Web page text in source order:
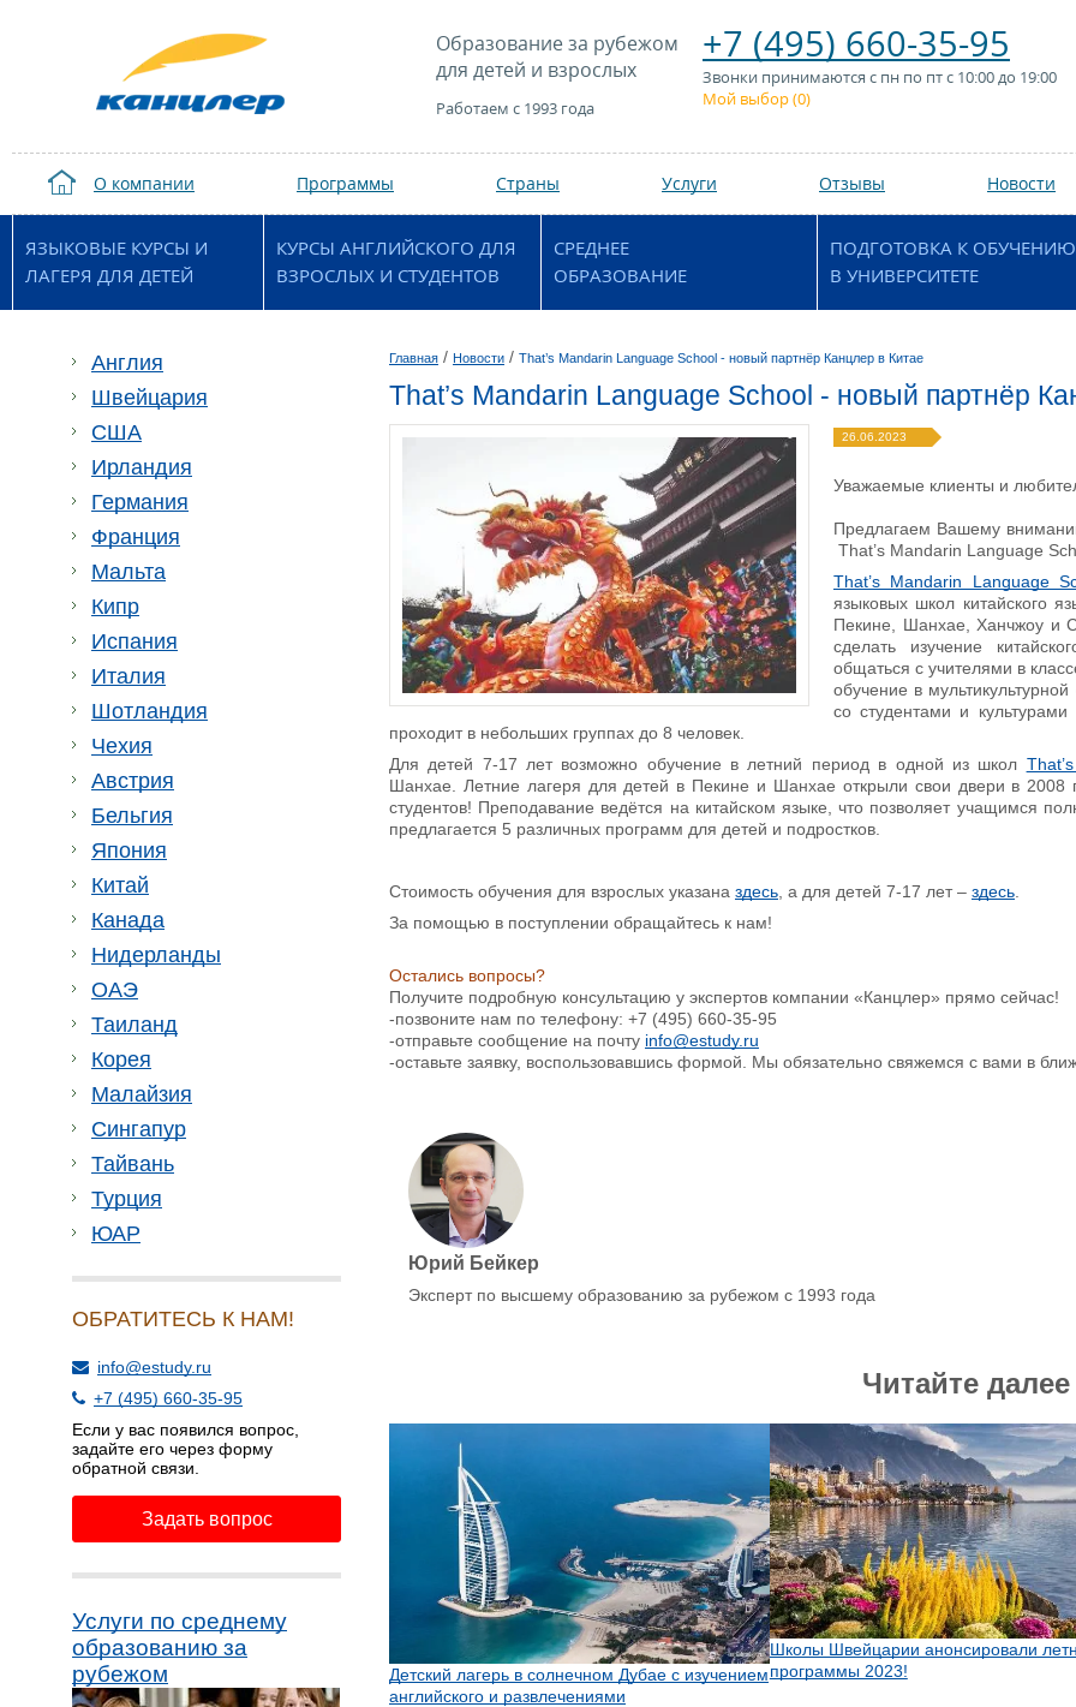
Образование за рубежом
для детей и взрослых
Работаем с 1993 года
+7 (495) 660-35-95
Звонки принимаются с пн по пт с 10:00 до 19:00
Мой выбор (0)
О компании Программы Страны Услуги Отзывы Новости
ЯЗЫКОВЫЕ КУРСЫ И
ЛАГЕРЯ ДЛЯ ДЕТЕЙ
КУРСЫ АНГЛИЙСКОГО ДЛЯ
ВЗРОСЛЫХ И СТУДЕНТОВ
СРЕДНЕЕ
ОБРАЗОВАНИЕ
ПОДГОТОВКА К ОБУЧЕНИЮ
В УНИВЕРСИТЕТЕ
Англия
Швейцария
США
Ирландия
Германия
Франция
Мальта
Кипр
Испания
Италия
Шотландия
Чехия
Австрия
Бельгия
Япония
Китай
Канада
Нидерланды
ОАЭ
Таиланд
Корея
Малайзия
Сингапур
Тайвань
Турция
ЮАР
ОБРАТИТЕСЬ К НАМ!
info@estudy.ru
+7 (495) 660-35-95
Если у вас появился вопрос,
задайте его через форму
обратной связи.
Задать вопрос
Услуги по среднему
образованию за
рубежом
Главная / Новости / That’s Mandarin Language School - новый партнёр Канцлер в Китае
That’s Mandarin Language School - новый партнёр
26.06.2023
Уважаемые клиенты и
Предлагаем Вашему
That’s Mandarin Language
That’s Mandarin Language
языковых школ китайского
Пекине, Шанхае, Ханчжоу и
сделать изучение
общаться с учителями в
обучение в
со студентами и
проходит в небольших группах до 8 человек.
Для детей 7-17 лет возможно обучение в летний период в одной из школ
Шанхае. Летние лагеря для детей в Пекине и Шанхае открыли свои двери в 2008
студентов! Преподавание ведётся на китайском языке, что позволяет учащимся
предлагается 5 различных программ для детей и подростков.
Стоимость обучения для взрослых указана здесь , а для детей 7-17 лет – здесь
За помощью в поступлении обращайтесь к нам!
Остались вопросы?
Получите подробную консультацию у экспертов компании «Канцлер» прямо сейчас!
-позвоните нам по телефону: +7 (495) 660-35-95
-отправьте сообщение на почту info@estudy.ru
-оставьте заявку, воспользовавшись формой. Мы обязательно свяжемся с вами в
Юрий Бейкер
Эксперт по высшему образованию за рубежом с 1993 года
Читайте далее
Детский лагерь в солнечном Дубае с изучением
английского и развлечениями
Школы Швейцарии анонсировали
программы 2023!